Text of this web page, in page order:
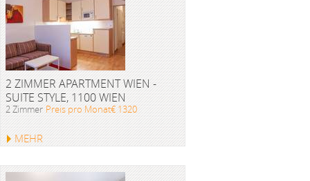
2 ZIMMER APARTMENT WIEN -
SUITE STYLE, 1100 WIEN
2 Zimmer Preis pro Monat€ 1320
MEHR